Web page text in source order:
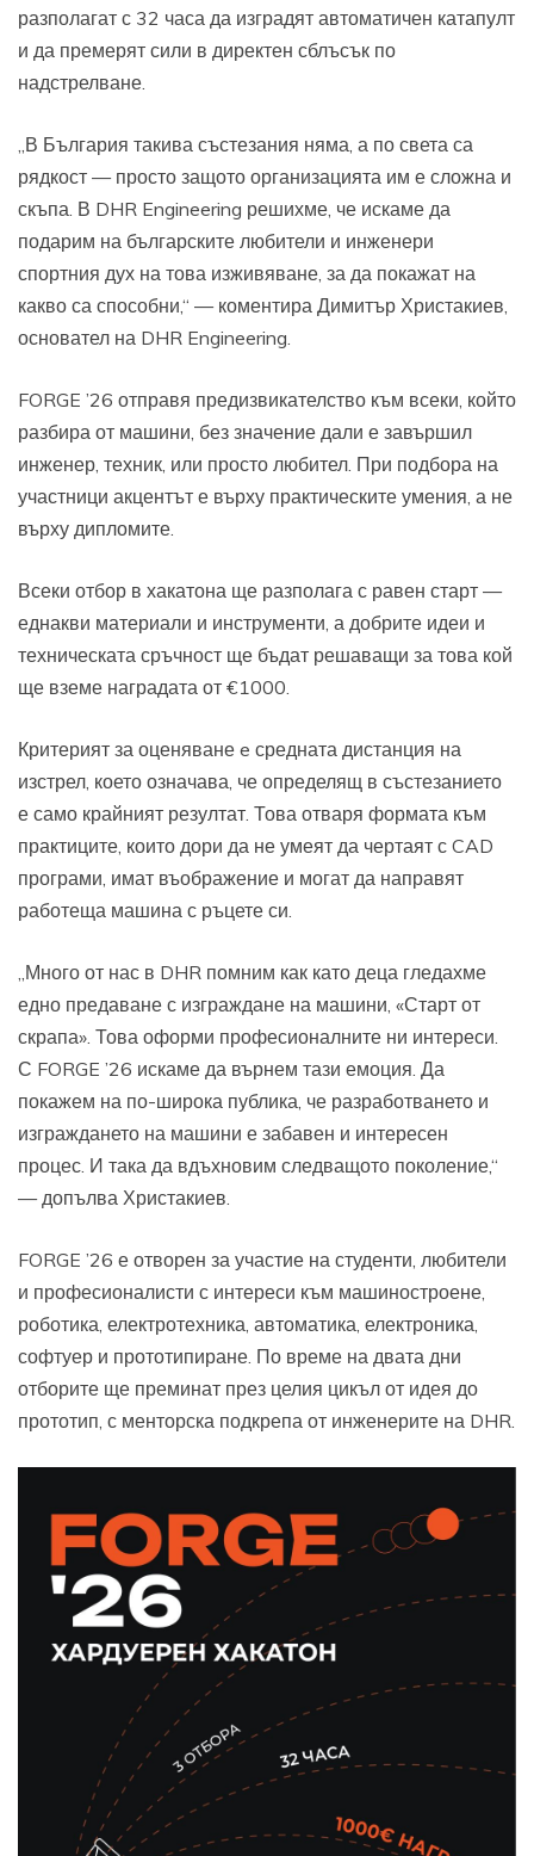
разполагат с 32 часа да изградят автоматичен катапулт
и да премерят сили в директен сблъсък по
надстрелване.
„В България такива състезания няма, а по света са
рядкост — просто защото организацията им е сложна и
скъпа. В DHR Engineering решихме, че искаме да
подарим на българските любители и инженери
спортния дух на това изживяване, за да покажат на
какво са способни,“ — коментира Димитър Христакиев,
основател на DHR Engineering.
FORGE ’26 отправя предизвикателство към всеки, който
разбира от машини, без значение дали е завършил
инженер, техник, или просто любител. При подбора на
участници акцентът е върху практическите умения, а не
върху дипломите.
Всеки отбор в хакатона ще разполага с равен старт —
еднакви материали и инструменти, а добрите идеи и
техническата сръчност ще бъдат решаващи за това кой
ще вземе наградата от €1000.
Критерият за оценяване e средната дистанция на
изстрел, което означава, че определящ в състезанието
е само крайният резултат. Това отваря формата към
практиците, които дори да не умеят да чертаят с CAD
програми, имат въображение и могат да направят
работеща машина с ръцете си.
„Много от нас в DHR помним как като деца гледахме
едно предаване с изграждане на машини, «Старт от
скрапа». Това оформи професионалните ни интереси.
С FORGE ’26 искаме да върнем тази емоция. Да
покажем на по-широка публика, че разработването и
изграждането на машини е забавен и интересен
процес. И така да вдъхновим следващото поколение,“
— допълва Христакиев.
FORGE ’26 е отворен за участие на студенти, любители
и професионалисти с интереси към машиностроене,
роботика, електротехника, автоматика, електроника,
софтуер и прототипиране. По време на двата дни
отборите ще преминат през целия цикъл от идея до
прототип, с менторска подкрепа от инженерите на DHR.